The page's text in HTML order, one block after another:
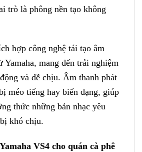
trò là phông nền tạo không
hợp công nghệ tái tạo âm
Yamaha, mang đến trải nghiệm
và dễ chịu. Âm thanh phát
méo tiếng hay biến dạng, giúp
thức những bản nhạc yêu
khó chịu.
VS4 cho quán cà phê